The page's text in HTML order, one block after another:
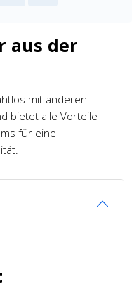
aus der
mit anderen
bietet alle Vorteile
für eine